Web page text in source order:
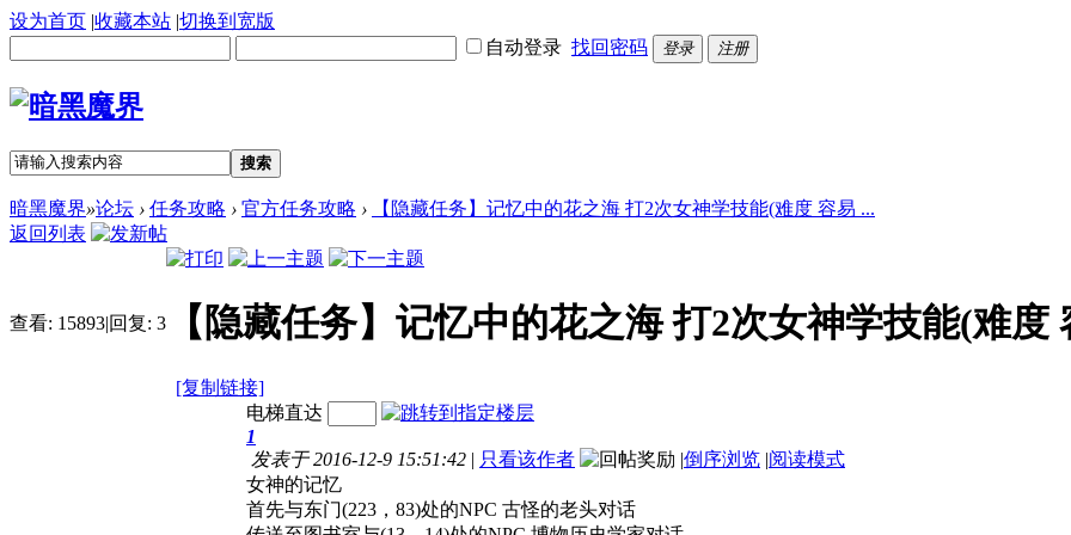
设为首页 |收藏本站 |切换到宽版
自动登录 找回密码 登录 注册
搜索
暗黑魔界»论坛 › 任务攻略 › 官方任务攻略 ›
【隐藏任务】记忆中的花之海 打2次女神学技能(难度 容易 ...
返回列表
查看: 15893|回复: 3 【隐藏任务】记忆中的花之海 打2次女神学技能(难度
[复制链接]
电梯直达
1
发表于 2016-12-9 15:51:42 | 只看该作者 |倒序浏览 |阅读模式
女神的记忆
首先与东门(223，83)处的NPC 古怪的老头对话